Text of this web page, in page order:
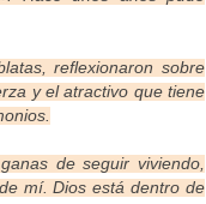
reflexionaron sobre
y el atractivo que tiene
de seguir viviendo,
mí. Dios está dentro de